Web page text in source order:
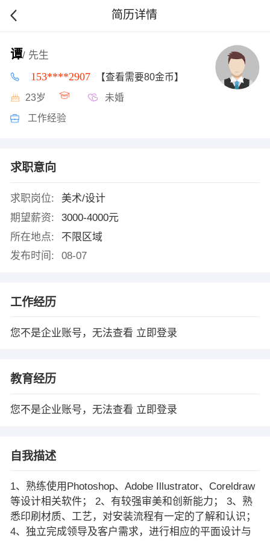
简历详情
谭/ 先生
153****2907 【查看需要80金币】
23岁 未婚
工作经验
求职意向
求职岗位:
美术/设计
期望薪资:
3000-4000元
所在地点:
不限区域
发布时间:
08-07
工作经历
您不是企业账号，无法查看 立即登录
教育经历
您不是企业账号，无法查看 立即登录
自我描述
1、熟练使用Photoshop、Adobe Illustrator、Coreldraw
等设计相关软件； 2、有较强审美和创新能力； 3、熟
悉印刷材质、工艺，对安装流程有一定的了解和认识；
4、独立完成领导及客户需求，进行相应的平面设计与